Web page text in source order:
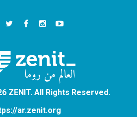
ZENIT. All Rights Reserved.
ar.zenit.org